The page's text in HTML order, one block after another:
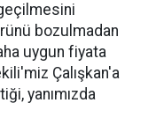
bozulmadan
uygun fiyata
Çalışkan'a
yanımızda